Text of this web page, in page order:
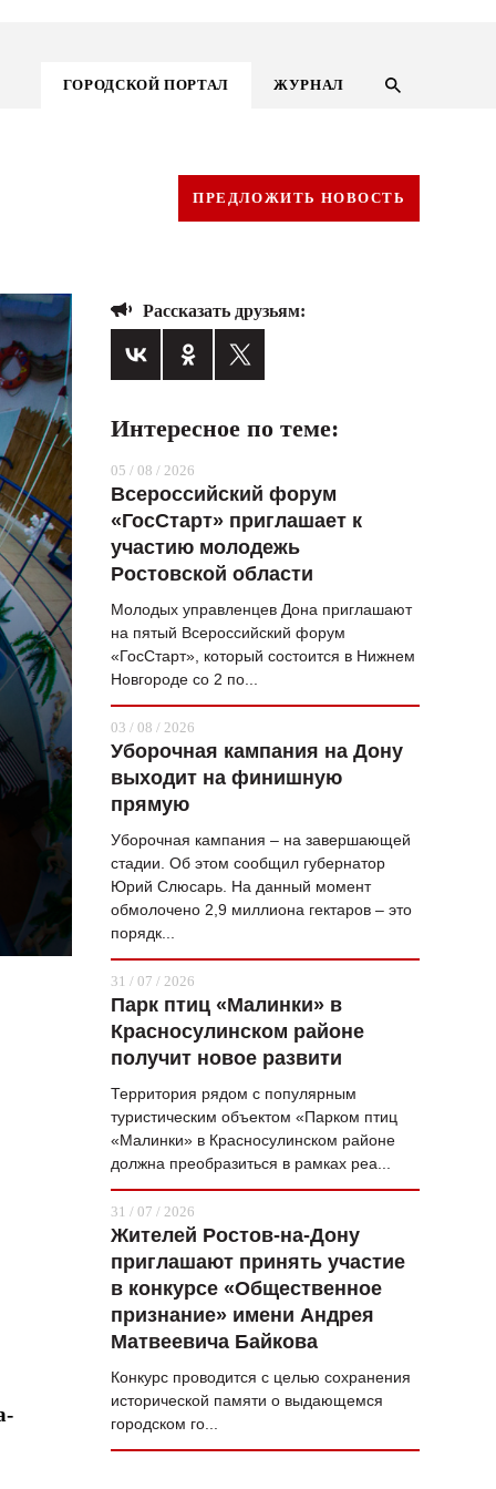
ГОРОДСКОЙ ПОРТАЛ ЖУРНАЛ
ГОРОДСКОЙ ПОРТАЛ
ВОПРОС НЕДЕЛИ
ТАМ И ТУТ
СТИЛЬ ЖИЗНИ
КУЛЬТ ЕДЫ
ЖУРНАЛ
ПРЕДЛОЖИТЬ НОВОСТЬ
Рассказать друзьям:
Интересное по теме:
05 / 08 / 2026
Всероссийский форум
«ГосСтарт» приглашает к
участию молодежь
Ростовской области
Молодых управленцев Дона приглашают
на пятый Всероссийский форум
«ГосСтарт», который состоится в Нижнем
Новгороде со 2 по...
03 / 08 / 2026
Уборочная кампания на Дону
выходит на финишную
прямую
Уборочная кампания – на завершающей
стадии. Об этом сообщил губернатор
Юрий Слюсарь. На данный момент
обмолочено 2,9 миллиона гектаров – это
порядк...
31 / 07 / 2026
Парк птиц «Малинки» в
Красносулинском районе
получит новое развити
Территория рядом с популярным
туристическим объектом «Парком птиц
«Малинки» в Красносулинском районе
должна преобразиться в рамках реа...
31 / 07 / 2026
Жителей Ростов-на-Дону
приглашают принять участие
в конкурсе «Общественное
признание» имени Андрея
Матвеевича Байкова
Конкурс проводится с целью сохранения
исторической памяти о выдающемся
городском го...